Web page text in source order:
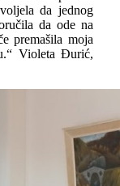
da jednog
da ode na
premašila moja
Violeta Đurić,